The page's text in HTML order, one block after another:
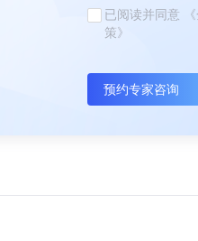
已阅读并同意
策》
预约专家咨询